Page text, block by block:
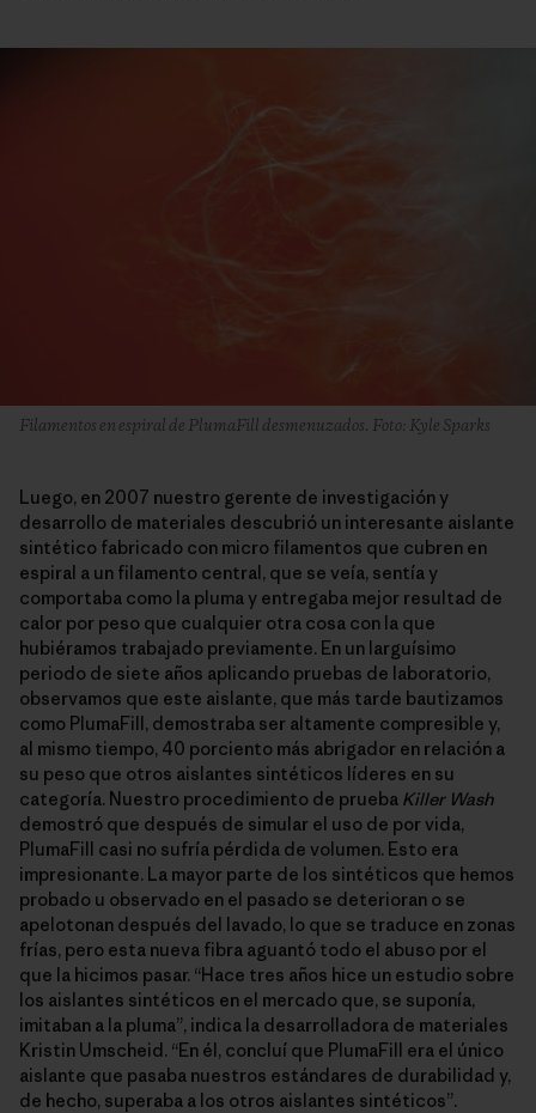
Filamentos en espiral de PlumaFill desmenuzados. Foto: Kyle Sparks
Luego, en 2007 nuestro gerente de investigación y
desarrollo de materiales descubrió un interesante aislante
sintético fabricado con micro filamentos que cubren en
espiral a un filamento central, que se veía, sentía y
comportaba como la pluma y entregaba mejor resultad de
calor por peso que cualquier otra cosa con la que
hubiéramos trabajado previamente. En un larguísimo
periodo de siete años aplicando pruebas de laboratorio,
observamos que este aislante, que más tarde bautizamos
como PlumaFill, demostraba ser altamente compresible y,
al mismo tiempo, 40 porciento más abrigador en relación a
su peso que otros aislantes sintéticos líderes en su
categoría. Nuestro procedimiento de prueba Killer Wash
demostró que después de simular el uso de por vida,
PlumaFill casi no sufría pérdida de volumen. Esto era
impresionante. La mayor parte de los sintéticos que hemos
probado u observado en el pasado se deterioran o se
apelotonan después del lavado, lo que se traduce en zonas
frías, pero esta nueva fibra aguantó todo el abuso por el
que la hicimos pasar. “Hace tres años hice un estudio sobre
los aislantes sintéticos en el mercado que, se suponía,
imitaban a la pluma”, indica la desarrolladora de materiales
Kristin Umscheid. “En él, concluí que PlumaFill era el único
aislante que pasaba nuestros estándares de durabilidad y,
de hecho, superaba a los otros aislantes sintéticos”.